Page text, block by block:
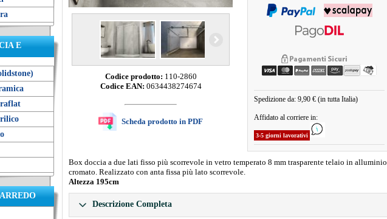
E
Codice prodotto: 110-2860
Codice EAN: 0634438274674
Scheda prodotto in PDF
Spedizione da: 9,90 € (in tutta Italia)
Affidato al corriere in:
3-5 giorni lavorativi
Box doccia a due lati fisso più scorrevole in vetro temperato 8 mm trasparente telaio in alluminio
cromato. Realizzato con anta fissa più lato scorrevole.
Altezza 195cm
Descrizione Completa